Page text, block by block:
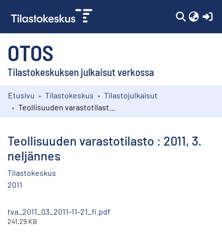
OTOS
Tilastokeskuksen julkaisut verkossa
Kokoelmat
Etusivu Tilastokeskus
Tilastojulkaisut
Teollisuuden varastotilasto : 2011, 3.
neljännes
Tilastokeskus
2011
tva_2011_03_2011-11-21_fi.pdf
241.29 KB